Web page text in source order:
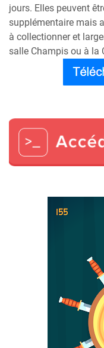
jours. Elles peuvent
supplémentaire mais
à collectionner et
salle Champis ou à la